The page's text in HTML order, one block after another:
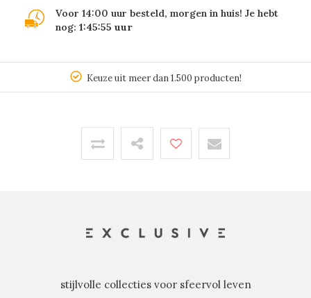
Voor 14:00 uur besteld, morgen in huis! Je hebt
nog: 1:45:55 uur
Keuze uit meer dan 1.500 producten!
stijlvolle collecties voor sfeervol leven